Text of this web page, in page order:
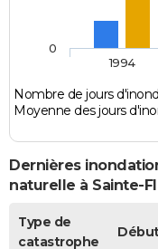
Nombre de jours
Moyenne des jours
1994
0
Dernières
naturelle à Sainte-
Type de
catastrophe